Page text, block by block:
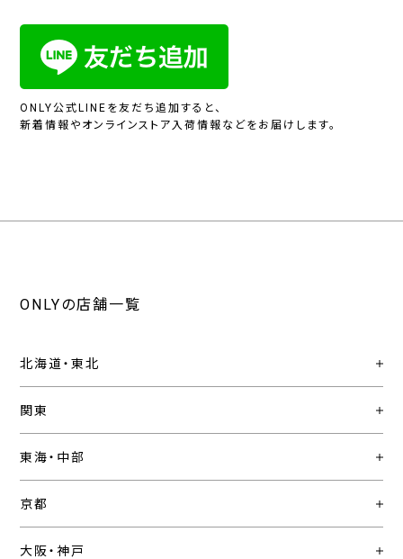
ONLY公式LINEを友だち追加すると、
新着情報やオンラインストア入荷情報などをお届けします。
ONLYの店舗一覧
北海道・東北
関東
東海・中部
京都
大阪・神戸